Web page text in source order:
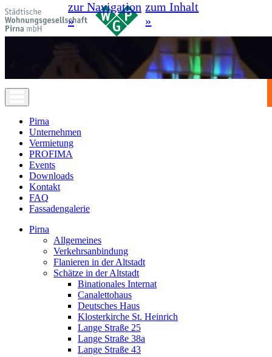
zur Navigation
»
zum Inhalt
»
Pirna
Unternehmen
Vermietung
PROFIMA
Events
Downloads
Kontakt
FAQ
Fassadengalerie
Pirna
Allgemeines
Verkehrsanbindung
Flanieren in der Altstadt
Schätze in der Altstadt
Binationales Internat
Canalettohaus
Deutsches Haus
Klosterkirche St. Heinrich
Lange Straße 25
Lange Straße 38a
Lange Straße 43